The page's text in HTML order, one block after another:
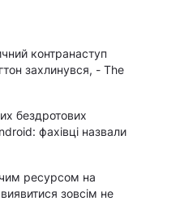
контранаступ
захлинувся, - The
бездротових
фахівці назвали
ресурсом на
зовсім не